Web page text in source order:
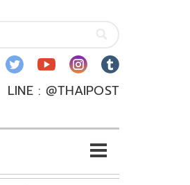
LINE : @THAIPOST